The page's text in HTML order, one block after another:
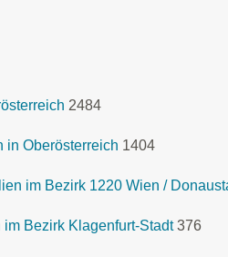
2484
in Oberösterreich 1404
im Bezirk 1220 Wien /
Bezirk Klagenfurt-Stadt 376